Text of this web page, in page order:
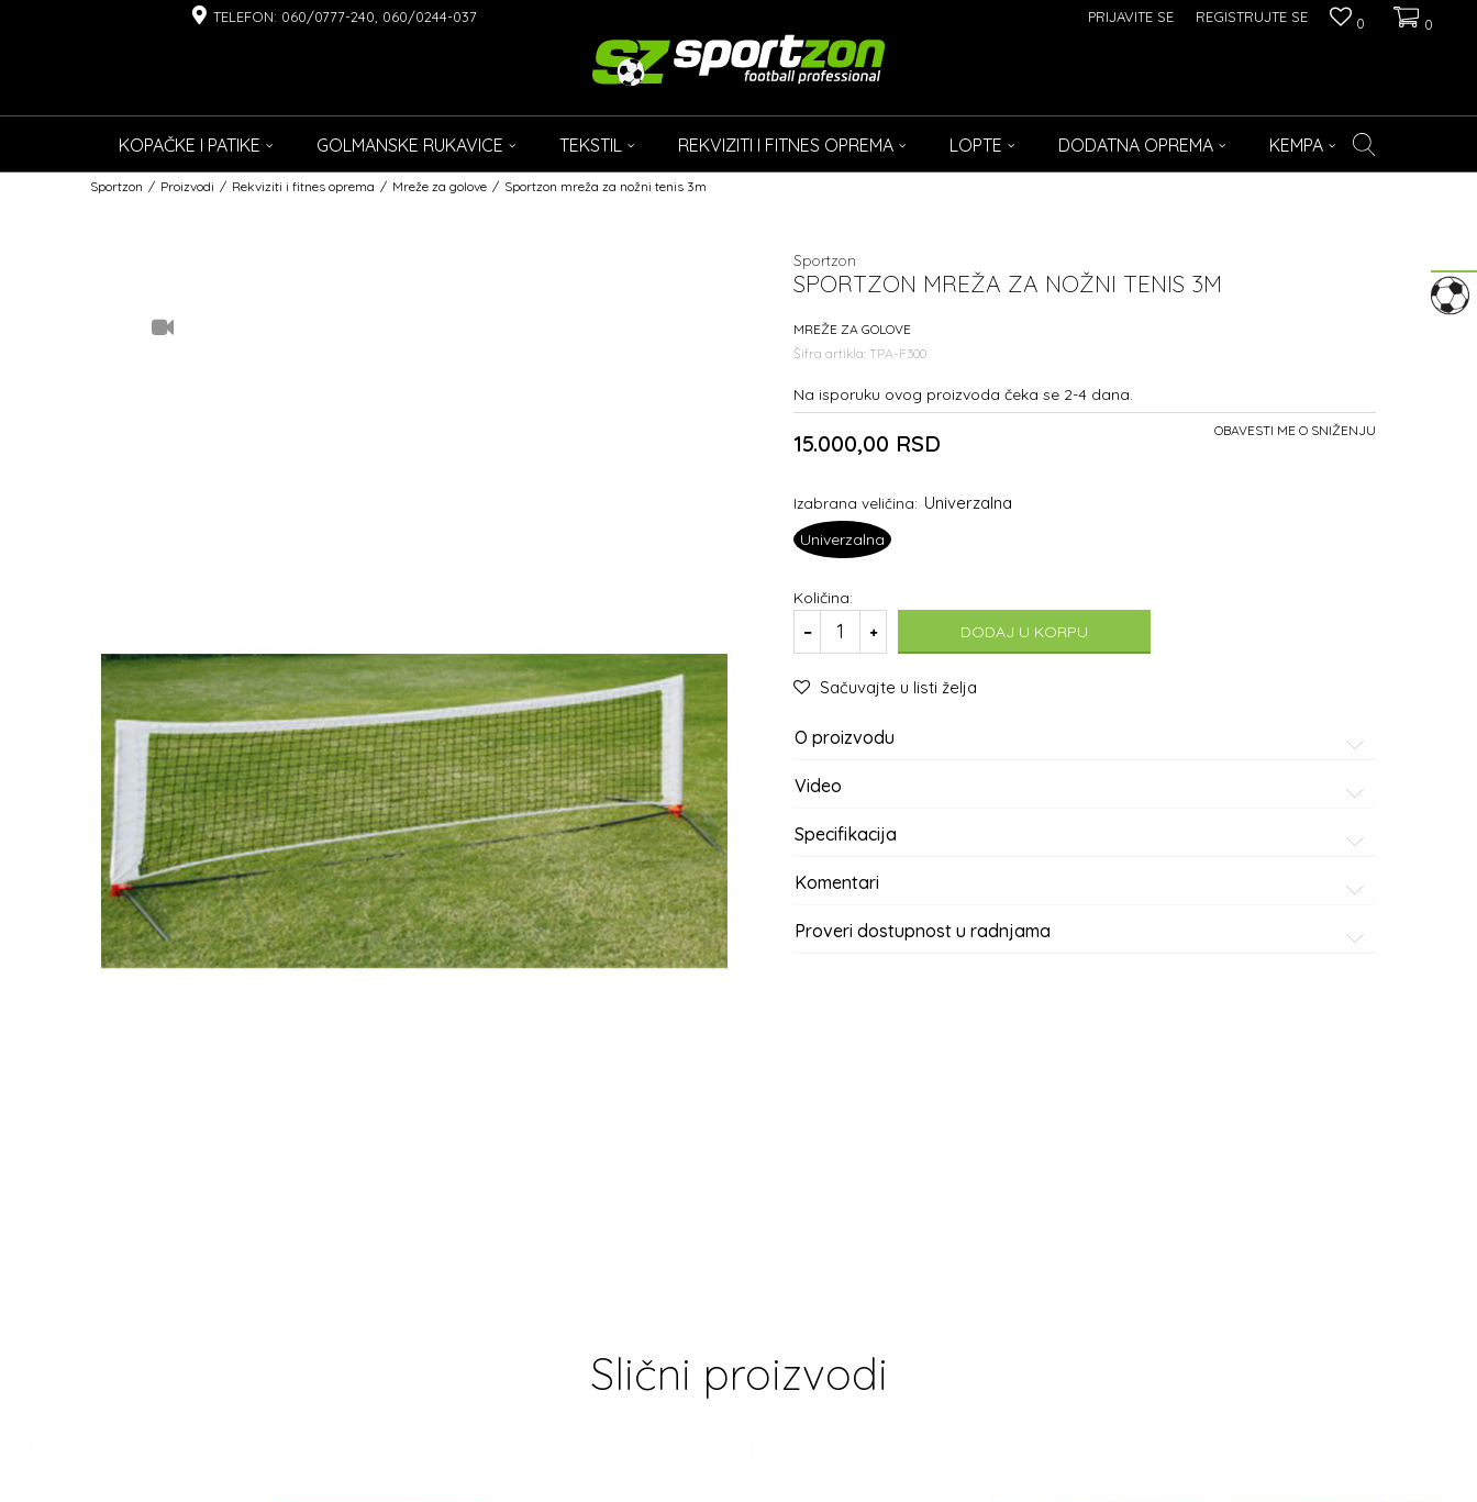
TELEFON: 060/0777-240, 060/0244-037 0
0
PRIJAVITE SE REGISTRUJTE SE
KOPAČKE I PATIKE GOLMANSKE RUKAVICE TEKSTIL REKVIZITI I FITNES OPREMA LOPTE DODATNA OPREMA KEMPA
Sportzon Proizvodi Rekviziti i fitnes oprema Mreže za golove Sportzon mreža za nožni tenis 3m
Sportzon
SPORTZON MREŽA ZA NOŽNI TENIS 3M
MREŽE ZA GOLOVE
Šifra artikla: TPA-F300
Na isporuku ovog proizvoda čeka se 2-4 dana.
15.000,00 RSD OBAVESTI ME O SNIŽENJU
Izabrana veličina: Univerzalna
Univerzalna
Količina:
DODAJ U KORPU
Sačuvajte u listi želja
O proizvodu
Video
Specifikacija
Komentari
Proveri dostupnost u radnjama
Slični proizvodi